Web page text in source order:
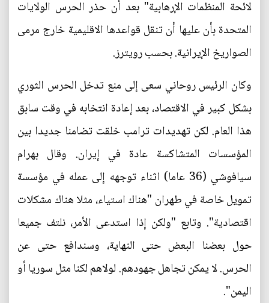
لائحة المنظمات الإرهابية" بعد أن حذر الحرس الولايات
المتحدة بأن عليها أن تنقل قواعدها الاقليمية خارج مرمى
الصواريخ الإيرانية. بحسب رويترز.
وكان الرئيس روحاني سعى إلى منع تدخل الحرس الثوري
بشكل كبير في الاقتصاد، بعد إعادة انتخابه في وقت سابق
هذا العام. لكن تهديدات ترامب خلقت تضامنا جديدا بين
المؤسسات المتشاكسة عادة في إيران. وقال بهرام
سيافوشي (36 عاما) اثناء توجهه إلى عمله في مؤسسة
تمويل خاصة في طهران "هناك استياء، مثلا هناك مشكلات
اقتصادية". وتابع "ولكن إذا استدعى الأمر، نلتف جميعا
حول بعضنا البعض حتى النهاية، وسندافع حتى عن
الحرس. لا يمكن تجاهل جهودهم. لولاهم لكنا مثل سوريا أو
اليمن".